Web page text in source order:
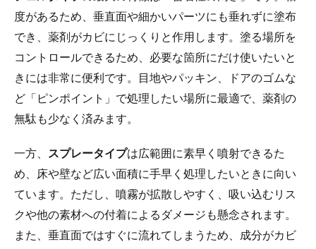
度があるため、垂直面や細かいパーツにも垂れずに塗布
でき、薬剤がカビにじっくりと作用します。塗る場所を
コントロールできるため、必要な箇所にだけ使いたいと
きには非常に便利です。目地やパッキン、ドアのゴムな
ど「ピンポイント」で処理したい場所に最適で、薬剤の
無駄も少なく済みます。
一方、 スプレータイプは広範囲に素早く噴射できるた
め、床や壁など広い面積に手早く処理したいときに向い
ています。ただし、噴霧が拡散しやすく、吸い込むリス
クや他の素材への付着によるダメージも懸念されます。
また、垂直面ではすぐに流れてしまうため、成分がカビ